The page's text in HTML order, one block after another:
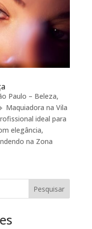
Paulo – Beleza,
Maquiadora na Vila
ideal para
elegância,
na Zona
Pesquisar